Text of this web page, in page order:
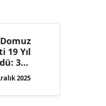
19 Yıl
3
2025